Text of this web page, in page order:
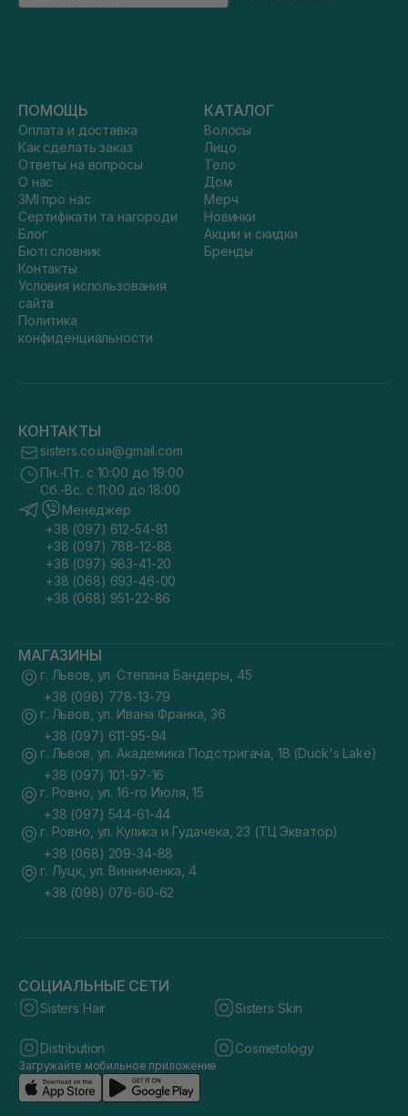
ПОМОЩЬ
Оплата и доставка
Как сделать заказ
Ответы на вопросы
О нас
ЗМІ про нас
Сертифікати та нагороди
Блог
Бюті словник
Контакты
Условия использования
сайта
Политика
конфиденциальности
КАТАЛОГ
Волосы
Лицо
Тело
Дом
Мерч
Новинки
Акции и скидки
Бренды
КОНТАКТЫ
sisters.co.ua@gmail.com
Пн.-Пт. с 10:00 до 19:00
Сб.-Вс. с 11:00 до 18:00
Менеджер
+38 (097) 612-54-81
+38 (097) 788-12-88
+38 (097) 983-41-20
+38 (068) 693-46-00
+38 (068) 951-22-86
МАГАЗИНЫ
г. Львов, ул. Степана Бандеры, 45
+38 (098) 778-13-79
г. Львов, ул. Ивана Франка, 36
+38 (097) 611-95-94
г. Львов, ул. Академика Подстригача, 1В (Duck's Lake)
+38 (097) 101-97-16
г. Ровно, ул. 16-го Июля, 15
+38 (097) 544-61-44
г. Ровно, ул. Кулика и Гудачека, 23 (ТЦ Экватор)
+38 (068) 209-34-88
г. Луцк, ул. Винниченка, 4
+38 (098) 076-60-62
СОЦИАЛЬНЫЕ СЕТИ
Sisters Hair Sisters Skin
Distribution Cosmetology
Загружайте мобильное приложение